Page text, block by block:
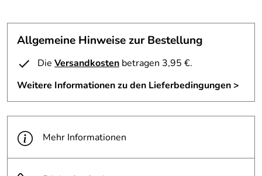
Allgemeine Hinweise zur Bestellung
Die Versandkosten betragen 3,95 €.
Weitere Informationen zu den Lieferbedingungen >
Mehr Informationen